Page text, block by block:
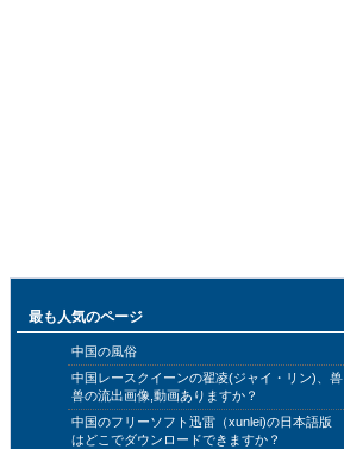
最も人気のページ
中国の風俗
中国レースクイーンの翟凌(ジャイ・リン)、兽
兽の流出画像,動画ありますか？
中国のフリーソフト迅雷（xunlei)の日本語版
はどこでダウンロードできますか？